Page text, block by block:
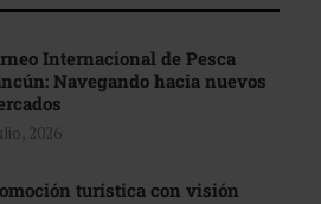
Internacional de Pesca
Navegando hacia nuevos
2026
turística con visión